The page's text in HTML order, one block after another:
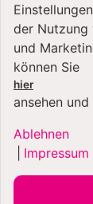
Frequenz
der Nutzung
und
können Sie
hier
ansehen
Ablehnen
Impressum